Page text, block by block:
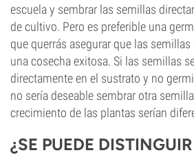
escuela y sembrar las semillas
de cultivo. Pero es preferible una
que querrás asegurar que las
una cosecha exitosa. Si las semillas
directamente en el sustrato y no
no sería deseable sembrar otra
crecimiento de las plantas serían
¿SE PUEDE